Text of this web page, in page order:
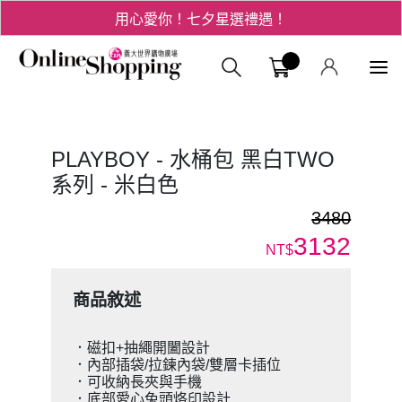
用心愛你！七夕星選禮遇！
3折起！德國工藝精品 AIGNER 流量款
爸氣十足 - 父親節精選專區
義大購物
PLAYBOY - 水桶包 黑白TWO
系列 - 米白色
3480
NT$3132
商品敘述
．磁扣+抽繩開闔設計
．內部插袋/拉鍊內袋/雙層卡插位
．可收納長夾與手機
．底部愛心兔頭烙印設計